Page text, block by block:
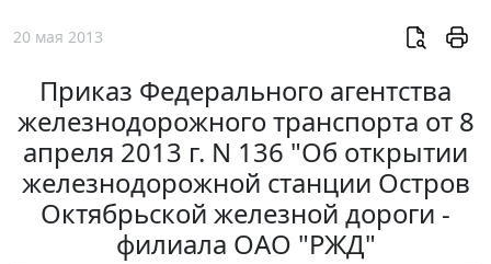
20 мая 2013
Приказ Федерального агентства
железнодорожного транспорта от 8
апреля 2013 г. N 136 "Об открытии
железнодорожной станции Остров
Октябрьской железной дороги -
филиала ОАО "РЖД"